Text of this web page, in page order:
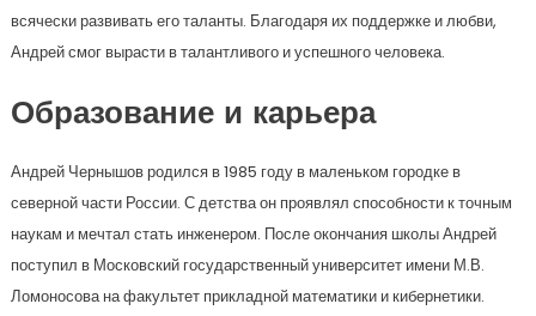
всячески развивать его таланты. Благодаря их поддержке и любви,
Андрей смог вырасти в талантливого и успешного человека.
Образование и карьера
Андрей Чернышов родился в 1985 году в маленьком городке в
северной части России. С детства он проявлял способности к точным
наукам и мечтал стать инженером. После окончания школы Андрей
поступил в Московский государственный университет имени М.В.
Ломоносова на факультет прикладной математики и кибернетики.